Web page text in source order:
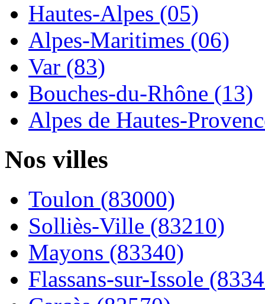
Hautes-Alpes (05)
Alpes-Maritimes (06)
Var (83)
Bouches-du-Rhône (13)
Alpes de Hautes-
Nos villes
Toulon (83000)
Solliès-Ville (83210)
Mayons (83340)
Flassans-sur-Issole